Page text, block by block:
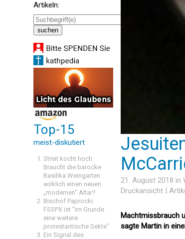
Artikeln:
Top-15
meist-diskutiert
Streit kocht hoch:
Braucht die barocke
Basilika Weingarten
wirklich einen neuen
„modernen“ Altar?
Bischof Paprocki:
FSSPX ist "im Grunde
eine weitere
protestantische Sekte"
Ein Signal des
21. August 2018 in
Druckansicht |
Machtmissbrauch
sagte Martin in